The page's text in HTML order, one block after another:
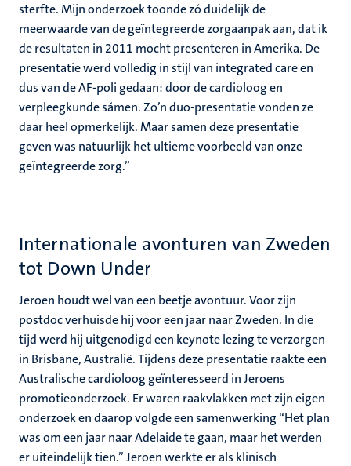
sterfte. Mijn onderzoek toonde zó duidelijk de
meerwaarde van de geïntegreerde zorgaanpak aan, dat ik
de resultaten in 2011 mocht presenteren in Amerika. De
presentatie werd volledig in stijl van integrated care en
dus van de AF-poli gedaan: door de cardioloog en
verpleegkunde sámen. Zo’n duo-presentatie vonden ze
daar heel opmerkelijk. Maar samen deze presentatie
geven was natuurlijk het ultieme voorbeeld van onze
geïntegreerde zorg.”
Internationale avonturen van Zweden
tot Down Under
Jeroen houdt wel van een beetje avontuur. Voor zijn
postdoc verhuisde hij voor een jaar naar Zweden. In die
tijd werd hij uitgenodigd een keynote lezing te verzorgen
in Brisbane, Australië. Tijdens deze presentatie raakte een
Australische cardioloog geïnteresseerd in Jeroens
promotieonderzoek. Er waren raakvlakken met zijn eigen
onderzoek en daarop volgde een samenwerking “Het plan
was om een jaar naar Adelaide te gaan, maar het werden
er uiteindelijk tien.” Jeroen werkte er als klinisch